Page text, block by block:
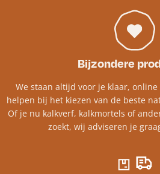
Bijzondere
We staan altijd voor je klaar,
helpen bij het kiezen van de beste
Of je nu kalkverf, kalkmortels of
zoekt, wij adviseren je